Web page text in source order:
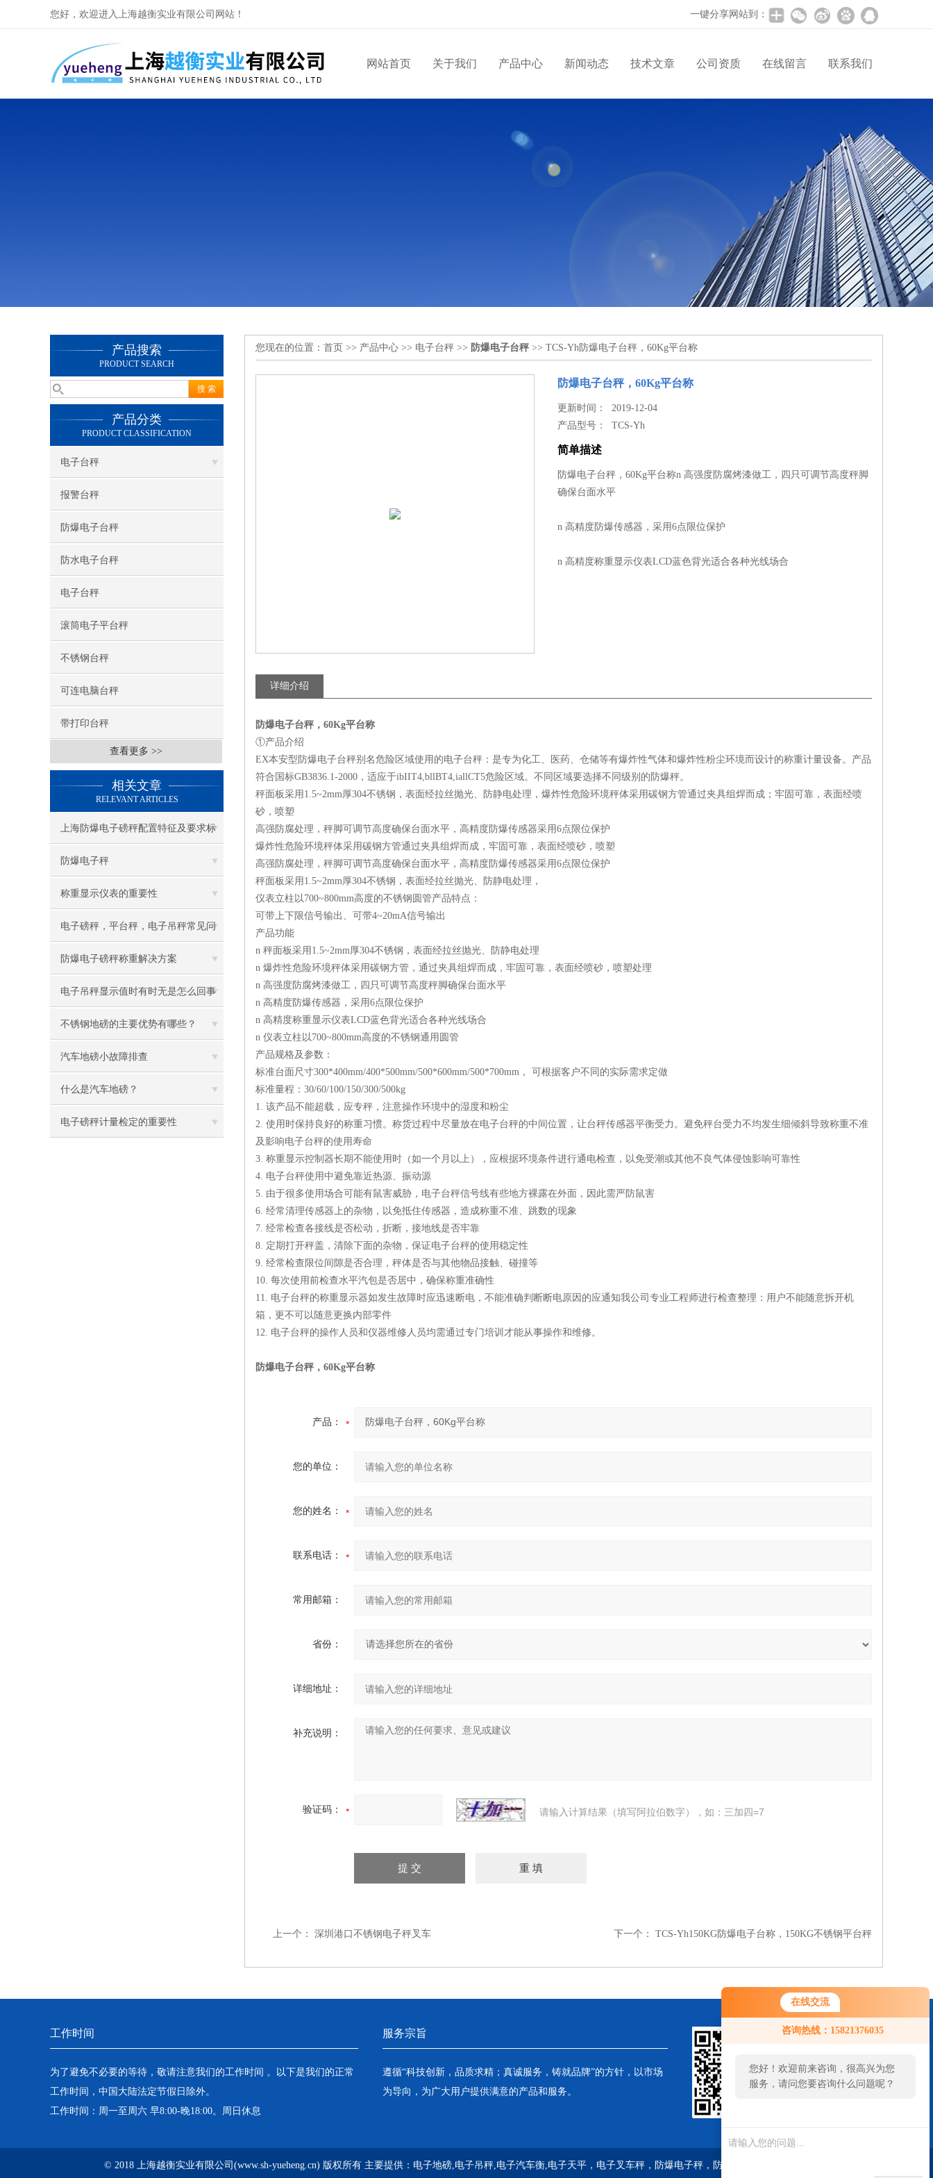
在线交流
咨询热线：15821376035
您好！欢迎前来咨询，很高兴为您
服务，请问您要咨询什么问题呢？
您好，欢迎进入上海越衡实业有限公司网站！ 一键分享网站到：
网站首页 关于我们 产品中心 新闻动态 技术文章 公司资质 在线留言 联系我们
产品搜索
PRODUCT SEARCH
产品分类
PRODUCT CLASSIFICATION
电子台秤
报警台秤
防爆电子台秤
防水电子台秤
电子台秤
滚筒电子平台秤
不锈钢台秤
可连电脑台秤
带打印台秤
查看更多 >>
相关文章
RELEVANT ARTICLES
上海防爆电子磅秤配置特征及要求标
准
防爆电子秤
称重显示仪表的重要性
电子磅秤，平台秤，电子吊秤常见问
题及处理方案
防爆电子磅秤称重解决方案
电子吊秤显示值时有时无是怎么回事
呢
不锈钢地磅的主要优势有哪些？
汽车地磅小故障排查
什么是汽车地磅？
电子磅秤计量检定的重要性
您现在的位置： 首页 >> 产品中心 >> 电子台秤 >> 防爆电子台秤 >> TCS-Yh防爆电子台秤，60Kg平台称
防爆电子台秤，60Kg平台称
更新时间： 2019-12-04
产品型号：TCS-Yh
简单描述
防爆电子台秤，60Kg平台称n 高强度防腐烤漆做工，四只可调节高度秤脚
确保台面水平
n 高精度防爆传感器，采用6点限位保护
n 高精度称重显示仪表LCD蓝色背光适合各种光线场合
详细介绍
防爆电子台秤，60Kg平台称
①产品介绍
EX本安型防爆电子台秤别名危险区域使用的电子台秤：是专为化工、医药、仓储等有爆炸性气体和爆炸性粉尘环境而设计的称重计量设备。产品
符合国标GB3836.1-2000，适应于ibIIT4,bllBT4,iallCT5危险区域。不同区域要选择不同级别的防爆秤。
秤面板采用1.5~2mm厚304不锈钢，表面经拉丝抛光、防静电处理，爆炸性危险环境秤体采用碳钢方管通过夹具组焊而成；牢固可靠，表面经喷
砂，喷塑
高强防腐处理，秤脚可调节高度确保台面水平，高精度防爆传感器采用6点限位保护
爆炸性危险环境秤体采用碳钢方管通过夹具组焊而成，牢固可靠，表面经喷砂，喷塑
高强防腐处理，秤脚可调节高度确保台面水平，高精度防爆传感器采用6点限位保护
秤面板采用1.5~2mm厚304不锈钢，表面经拉丝抛光、防静电处理，
仪表立柱以700~800mm高度的不锈钢圆管产品特点：
可带上下限信号输出、可带4~20mA信号输出
产品功能
n 秤面板采用1.5~2mm厚304不锈钢，表面经拉丝抛光、防静电处理
n 爆炸性危险环境秤体采用碳钢方管，通过夹具组焊而成，牢固可靠，表面经喷砂，喷塑处理
n 高强度防腐烤漆做工，四只可调节高度秤脚确保台面水平
n 高精度防爆传感器，采用6点限位保护
n 高精度称重显示仪表LCD蓝色背光适合各种光线场合
n 仪表立柱以700~800mm高度的不锈钢通用圆管
产品规格及参数：
标准台面尺寸300*400mm/400*500mm/500*600mm/500*700mm， 可根据客户不同的实际需求定做
标准量程：30/60/100/150/300/500kg
1. 该产品不能超载，应专秤，注意操作环境中的湿度和粉尘
2. 使用时保持良好的称重习惯。称货过程中尽量放在电子台秤的中间位置，让台秤传感器平衡受力。避免秤台受力不均发生细倾斜导致称重不准
及影响电子台秤的使用寿命
3. 称重显示控制器长期不能使用时（如一个月以上），应根据环境条件进行通电检查，以免受潮或其他不良气体侵蚀影响可靠性
4. 电子台秤使用中避免靠近热源、振动源
5. 由于很多使用场合可能有鼠害威胁，电子台秤信号线有些地方裸露在外面，因此需严防鼠害
6. 经常清理传感器上的杂物，以免抵住传感器，造成称重不准、跳数的现象
7. 经常检查各接线是否松动，折断，接地线是否牢靠
8. 定期打开秤盖，清除下面的杂物，保证电子台秤的使用稳定性
9. 经常检查限位间隙是否合理，秤体是否与其他物品接触、碰撞等
10. 每次使用前检查水平汽包是否居中，确保称重准确性
11. 电子台秤的称重显示器如发生故障时应迅速断电，不能准确判断断电原因的应通知我公司专业工程师进行检查整理：用户不能随意拆开机
箱，更不可以随意更换内部零件
12. 电子台秤的操作人员和仪器维修人员均需通过专门培训才能从事操作和维修。
防爆电子台秤，60Kg平台称
产品：
您的单位：
您的姓名：
联系电话：
常用邮箱：
省份：
详细地址：
补充说明：
验证码： 请输入计算结果（填写阿拉伯数字），如：三加四=7
上一个： 深圳港口不锈钢电子秤叉车 下一个： TCS-Yh150KG防爆电子台称，150KG不锈钢平台秤
工作时间
为了避免不必要的等待，敬请注意我们的工作时间 。以下是我们的正常
工作时间，中国大陆法定节假日除外。
工作时间：周一至周六 早8:00-晚18:00。周日休息
服务宗旨
遵循“科技创新，品质求精；真诚服务，铸就品牌”的方针，以市场
为导向，为广大用户提供满意的产品和服务。
© 2018 上海越衡实业有限公司(www.sh-yueheng.cn) 版权所有 主要提供： 电子地磅,电子吊秤,电子汽车衡,电子天平，电子叉车秤，防爆电子秤，防爆电子地磅，油桶搬运秤